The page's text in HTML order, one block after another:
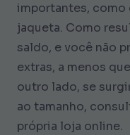
importantes, como
jaqueta. Como
saldo, e você não
extras, a menos
outro lado, se
ao tamanho,
própria loja online.